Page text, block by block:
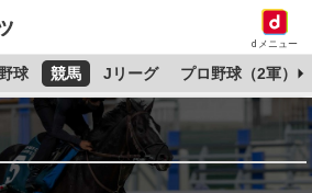
dメニュー
球 競馬 Jリーグ プロ野球（2軍）